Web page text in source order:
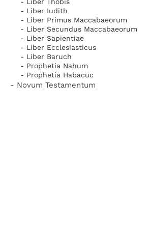
- Liber Iudith
- Liber Primus Maccabaeorum
- Liber Secundus Maccabaeorum
- Liber Sapientiae
- Liber Ecclesiasticus
- Liber Baruch
- Prophetia Nahum
- Prophetia Habacuc
- Novum Testamentum
exercituum.
Non sedi in concilio ludentium
a facie manus tuae solus
indignatione replesti me.
Quare factus est dolor meus
mea desperabilis renuit curari?
quasi rivus mendax, aquae
Propter hoc haec dixit
convertam te, et ante faciem
separaveris pretiosum a vili,
convertentur ipsi ad te, et tu
Et dabo te populo huic in
fortem; et bellabunt adversum
praevalebunt, quia ego tecum